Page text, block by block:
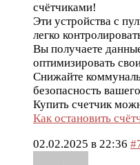
счётчиками!
Эти устройства с
легко
Вы получаете
оптимизировать
Снижайте
безопасность
Купить счетчик
Как остановить
02.02.2025 в 22:36